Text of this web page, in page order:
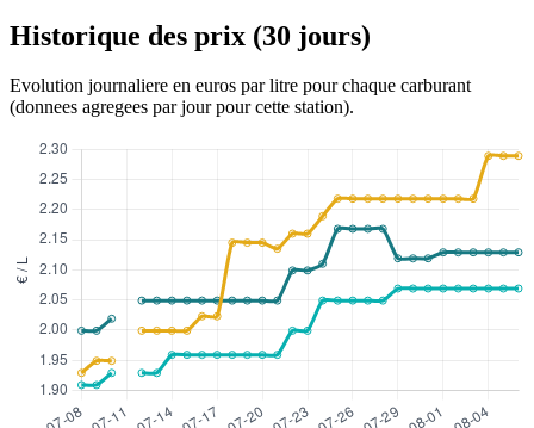
Historique des prix (30 jours)
Evolution journaliere en euros par litre pour chaque carburant
(donnees agregees par jour pour cette station).